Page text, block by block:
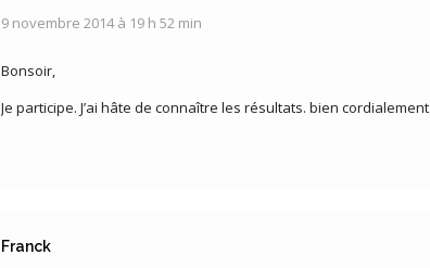
dit
9 novembre 2014 à 19 h 52 min
Bonsoir,
Je participe. J’ai hâte de connaître les résultats. bien cordialement
Franck